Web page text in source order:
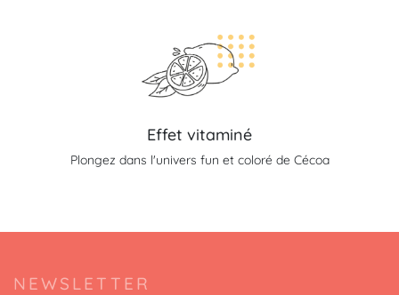
Effet vitaminé
Plongez dans l'univers fun et coloré de Cécoa
NEWSLETTER